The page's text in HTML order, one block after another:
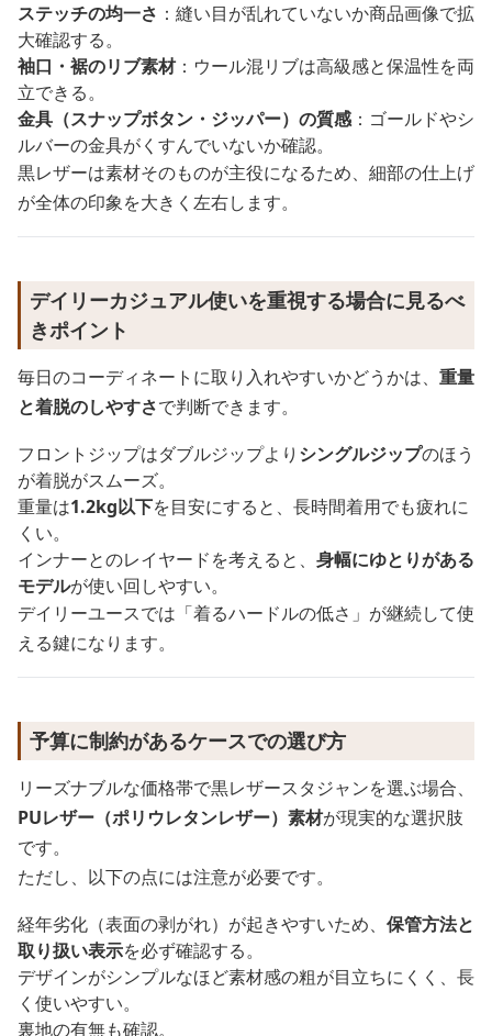
ステッチの均一さ ：縫い目が乱れていないか商品画像で拡
大確認する。
袖口・裾のリブ素材：ウール混リブは高級感と保温性を両
立できる。
金具（スナップボタン・ジッパー）の質感：ゴールドやシ
ルバーの金具がくすんでいないか確認。
黒レザーは素材そのものが主役になるため、細部の仕上げ
が全体の印象を大きく左右します。
デイリーカジュアル使いを重視する場合に見るべ
きポイント
毎日のコーディネートに取り入れやすいかどうかは、 重量
と着脱のしやすさで判断できます。
フロントジップはダブルジップより シングルジップのほう
が着脱がスムーズ。
重量は1.2kg以下を目安にすると、長時間着用でも疲れに
くい。
インナーとのレイヤードを考えると、 身幅にゆとりがある
モデルが使い回しやすい。
デイリーユースでは「着るハードルの低さ」が継続して使
える鍵になります。
予算に制約があるケースでの選び方
リーズナブルな価格帯で黒レザースタジャンを選ぶ場合、
PUレザー（ポリウレタンレザー）素材が現実的な選択肢
です。
ただし、以下の点には注意が必要です。
経年劣化（表面の剥がれ）が起きやすいため、 保管方法と
取り扱い表示を必ず確認する。
デザインがシンプルなほど素材感の粗が目立ちにくく、長
く使いやすい。
裏地の有無も確認。